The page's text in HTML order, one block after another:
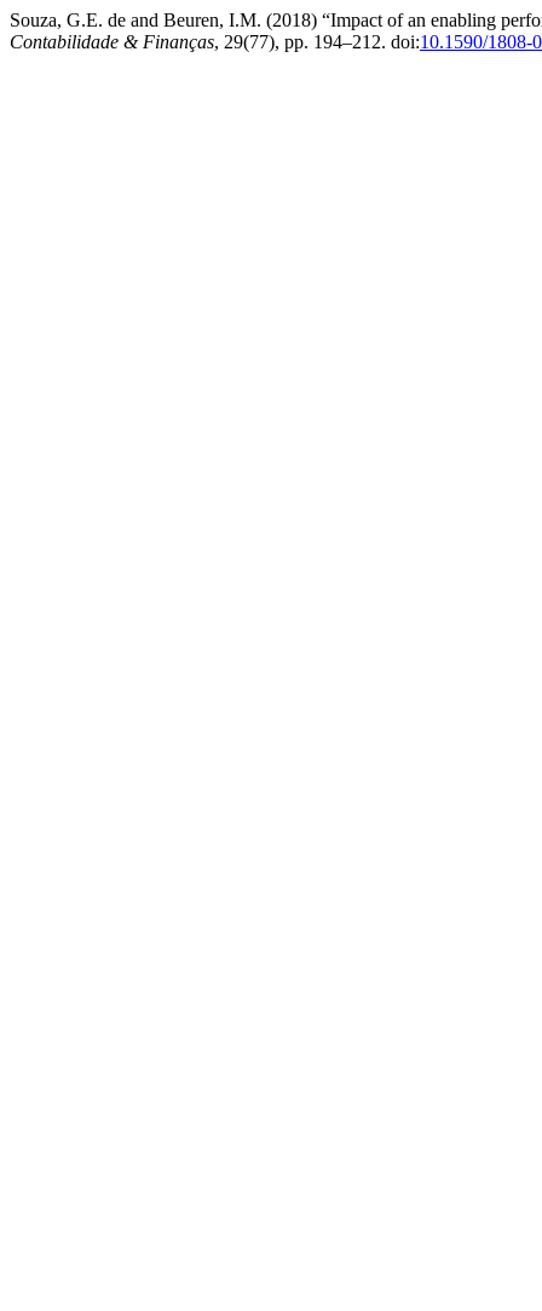
Souza, G.E. de and Beuren, I.M. (2018) “Impact of an enabling
Contabilidade & Finanças, 29(77), pp. 194–212. doi:10.1590/1808-